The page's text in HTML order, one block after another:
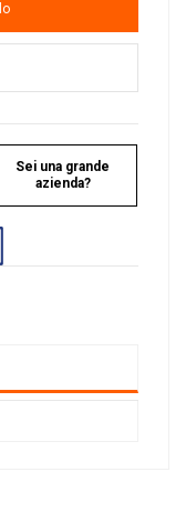
Sei una grande
azienda?